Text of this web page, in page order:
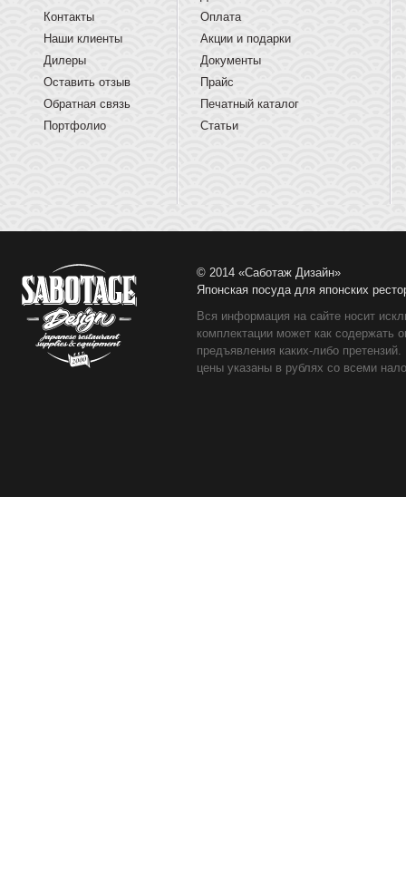
Контакты
Наши клиенты
Дилеры
Оставить отзыв
Обратная связь
Портфолио
Оплата
Акции и подарки
Документы
Прайс
Печатный каталог
Статьи
© 2014 «Саботаж Дизайн»
Японская посуда для японских
Вся информация на сайте носит
комплектации может как содержать
предъявления каких-либо
цены указаны в рублях со всеми